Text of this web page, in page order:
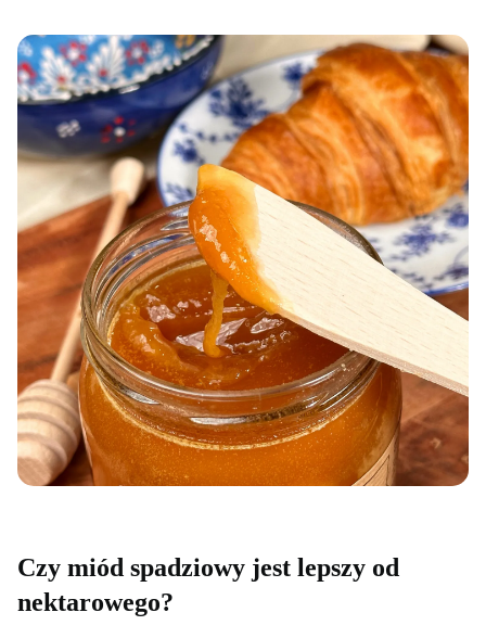
Czy miód spadziowy jest lepszy od
nektarowego?